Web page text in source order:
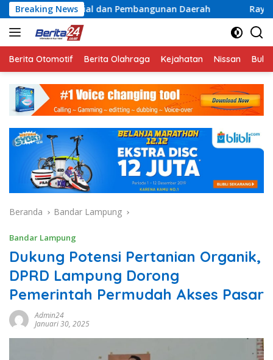
Langsung
ke
konten
Breaking News
Pembangunan Daerah Rayakan Semangat
Berita Otomotif Berita Olahraga Kejahatan Nissan
Beranda Bandar Lampung
Bandar Lampung
Dukung Potensi Pertanian Organik,
DPRD Lampung Dorong
Pemerintah Permudah Akses Pasar
Admin24
Januari 30, 2025